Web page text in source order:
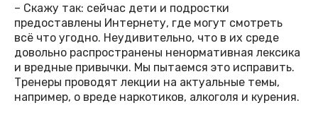
– Скажу так: сейчас дети и подростки
предоставлены Интернету, где могут смотреть
всё что угодно. Неудивительно, что в их среде
довольно распространены ненормативная лексика
и вредные привычки. Мы пытаемся это исправить.
Тренеры проводят лекции на актуальные темы,
например, о вреде наркотиков, алкоголя и курения.